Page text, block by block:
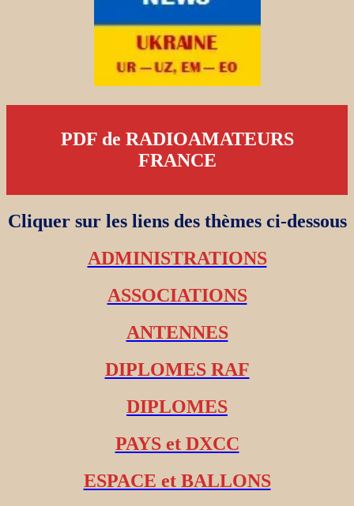
PDF de RADIOAMATEURS
FRANCE
Cliquer sur les liens des thèmes ci-dessous
ADMINISTRATIONS
ASSOCIATIONS
ANTENNES
DIPLOMES RAF
DIPLOMES
PAYS et DXCC
ESPACE et BALLONS